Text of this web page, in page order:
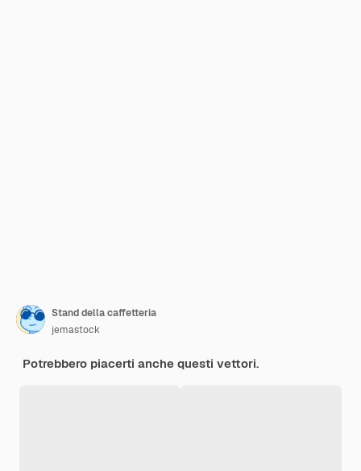
Stand della caffetteria
jemastock
Potrebbero piacerti anche questi vettori.